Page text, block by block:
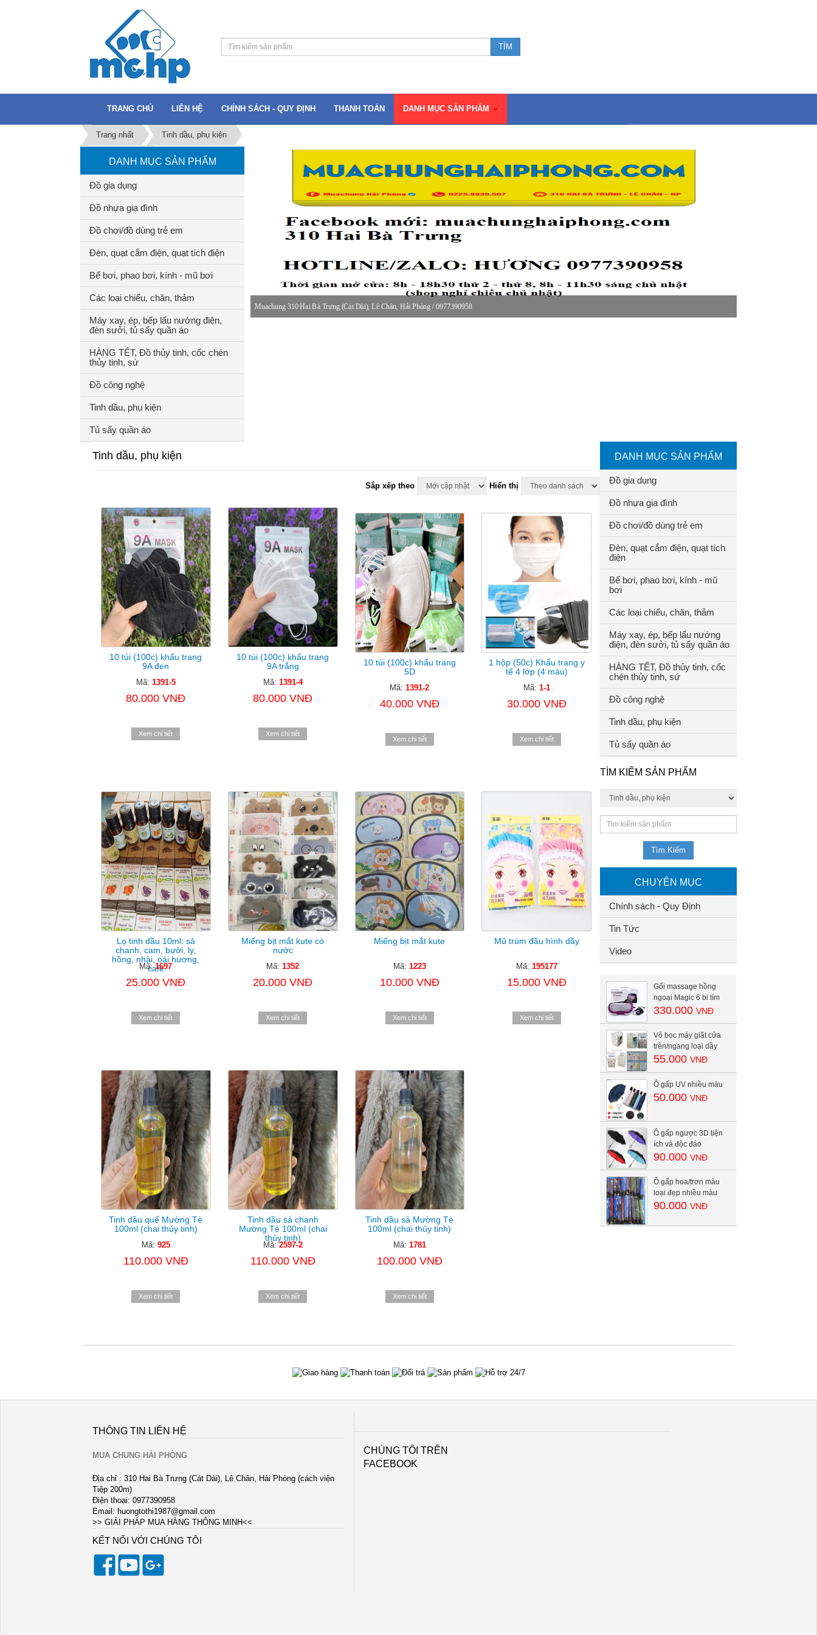
TRANG CHỦ LIÊN HỆ CHÍNH SÁCH - QUY ĐỊNH THANH TOÁN DANH MỤC SẢN PHẨM
Trang nhất Tinh dầu, phụ kiện
DANH MỤC SẢN PHẨM
Đồ gia dụng
Đồ nhựa gia đình
Đồ chơi/đồ dùng trẻ em
Đèn, quạt cắm điện, quạt tích điện
Bể bơi, phao bơi, kính - mũ bơi
Các loại chiếu, chăn, thảm
Máy xay, ép, bếp lẩu nướng điện,
đèn sưởi, tủ sấy quần áo
HÀNG TẾT, Đồ thủy tinh, cốc chén
thủy tinh, sứ
Đồ công nghệ
Tinh dầu, phụ kiện
Tủ sấy quần áo
Muachung 310 Hai Bà Trưng (Cát Dài), Lê Chân, Hải Phòng / 0977390958
Tinh dầu, phụ kiện
Sắp xếp theo Hiển thị
10 túi (100c) khẩu trang
9A đen
Mã: 1391-5
80.000 VNĐ
Xem chi tiết
10 túi (100c) khẩu trang
9A trắng
Mã: 1391-4
80.000 VNĐ
Xem chi tiết
10 túi (100c) khẩu trang
5D
Mã:1391-2
40.000 VNĐ
Xem chi tiết
1 hộp (50c) Khẩu trang y
tế 4 lớp (4 màu)
Mã: 1-1
30.000 VNĐ
Xem chi tiết
Lọ tinh dầu 10ml: sả
chanh, cam, bưởi, ly,
hồng, nhài, oải hương,
cafe
Mã:1697
25.000 VNĐ
Xem chi tiết
Miếng bịt mắt kute có
nước
Mã:1352
20.000 VNĐ
Xem chi tiết
Miếng bịt mắt kute
Mã: 1223
10.000 VNĐ
Xem chi tiết
Mũ trùm đầu hình dầy
Mã: 195177
15.000 VNĐ
Xem chi tiết
Tinh dầu quế Mường Tè
100ml (chai thủy tinh)
Mã: 925
110.000 VNĐ
Xem chi tiết
Tinh dầu sả chanh
Mường Tè 100ml (chai
thủy tinh)
Mã:2597-2
110.000 VNĐ
Xem chi tiết
Tinh dầu sả Mường Tè
100ml (chai thủy tinh)
Mã: 1781
100.000 VNĐ
Xem chi tiết
DANH MỤC SẢN PHẨM
Đồ gia dụng
Đồ nhựa gia đình
Đồ chơi/đồ dùng trẻ em
Đèn, quạt cắm điện, quạt tích
điện
Bể bơi, phao bơi, kính - mũ
bơi
Các loại chiếu, chăn, thảm
Máy xay, ép, bếp lẩu nướng
điện, đèn sưởi, tủ sấy quần áo
HÀNG TẾT, Đồ thủy tinh, cốc
chén thủy tinh, sứ
Đồ công nghệ
Tinh dầu, phụ kiện
Tủ sấy quần áo
TÌM KIẾM SẢN PHẨM
CHUYÊN MỤC
Chính sách - Quy Định
Tin Tức
Video
Gối massage hồng
ngoại Magic 6 bi tím
330.000VNĐ
Vỏ bọc máy giặt cửa
trên/ngang loại dầy
55.000VNĐ
Ô gấp UV nhiều màu
50.000VNĐ
Ô gấp ngược 3D tiện
ích và độc đáo
90.000VNĐ
Ô gấp hoa/trơn màu
loại đẹp nhiều màu
90.000VNĐ
THÔNG TIN LIÊN HỆ
MUA CHUNG HẢI PHÒNG
Địa chỉ : 310 Hai Bà Trưng (Cát Dài), Lê Chân, Hải Phòng (cách viện
Tiệp 200m)
Điện thoại: 0977390958
Email: huongtothi1987@gmail.com
>> GIẢI PHÁP MUA HÀNG THÔNG MINH<<
KẾT NỐI VỚI CHÚNG TÔI
CHÚNG TÔI TRÊN
FACEBOOK